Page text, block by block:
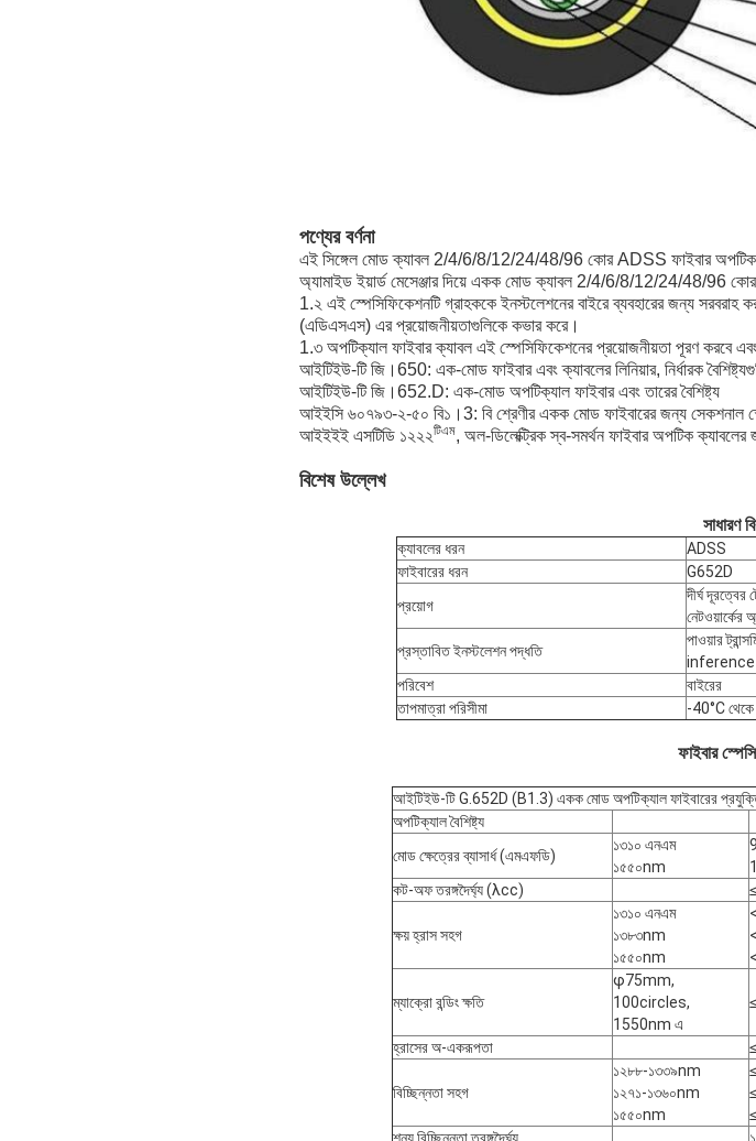
পণ্যের বর্ণনা
এই সিঙ্গেল মোড ক্যাবল 2/4/6/8/12/24/48/96 কোর ADSS ফাইবার অপটিক
অ্যামাইড ইয়ার্ড মেসেঞ্জার দিয়ে একক মোড ক্যাবল 2/4/6/8/12/24/48/96 কোর
1.২ এই স্পেসিফিকেশনটি গ্রাহককে ইনস্টলেশনের বাইরে ব্যবহারের জন্য সরবরাহ
(এডিএসএস) এর প্রয়োজনীয়তাগুলিকে কভার করে।
1.৩ অপটিক্যাল ফাইবার ক্যাবল এই স্পেসিফিকেশনের প্রয়োজনীয়তা পূরণ করবে
আইটিইউ-টি জি।650: এক-মোড ফাইবার এবং ক্যাবলের লিনিয়ার, নির্ধারক
আইটিইউ-টি জি।652.D: এক-মোড অপটিক্যাল ফাইবার এবং তারের বৈশিষ্ট্য
আইইসি ৬০৭৯৩-২-৫০ বি১।3: বি শ্রেণীর একক মোড ফাইবারের জন্য সেকশনাল
আইইইই এসটিডি ১২২২টিএম, অল-ডিলেক্ট্রিক স্ব-সমর্থন ফাইবার অপটিক ক্যাবলের
বিশেষ উল্লেখ
সাধারণ
ক্যাবলের ধরন
ADSS
ফাইবারের ধরন
G652D
প্রয়োগ
দীর্ঘ দূরত্বের
নেটওয়ার্কের
প্রস্তাবিত ইনস্টলেশন পদ্ধতি
পাওয়ার
inference
পরিবেশ
বাইরের
তাপমাত্রা পরিসীমা
-40°C
ফাইবার
আইটিইউ-টি G.652D (B1.3) একক মোড অপটিক্যাল ফাইবারের
অপটিক্যাল বৈশিষ্ট্য
মোড ক্ষেত্রের ব্যাসার্ধ (এমএফডি)
১৩১০ এনএম
১৫৫০nm
কট-অফ তরঙ্গদৈর্ঘ্য (λcc)
ক্ষয় হ্রাস সহগ
১৩১০ এনএম
১৩৮৩nm
১৫৫০nm
ম্যাক্রো বন্ডিং ক্ষতি
φ75mm,
100circles,
1550nm এ
হ্রাসের অ-একরূপতা
বিচ্ছিন্নতা সহগ
১২৮৮-১৩৩৯nm
১২৭১-১৩৬০nm
১৫৫০nm